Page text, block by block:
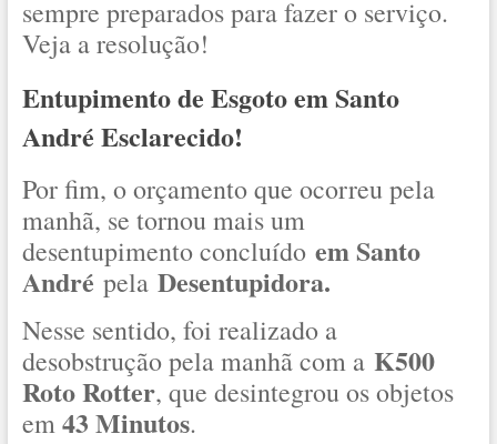
sempre preparados para fazer o serviço.
Veja a resolução!
Entupimento de Esgoto em Santo
André Esclarecido!
Por fim, o orçamento que ocorreu pela
manhã, se tornou mais um
desentupimento concluído em Santo
André pela Desentupidora.
Nesse sentido, foi realizado a
desobstrução pela manhã com a K500
Roto Rotter, que desintegrou os objetos
em43 Minutos.